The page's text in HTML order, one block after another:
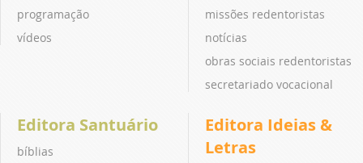
programação
vídeos
missões redentoristas
notícias
obras sociais redentoristas
secretariado vocacional
Editora Santuário
bíblias
Editora Ideias &
Letras